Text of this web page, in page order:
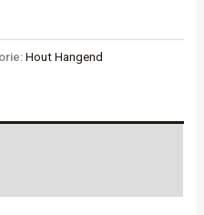
Hout Hangend